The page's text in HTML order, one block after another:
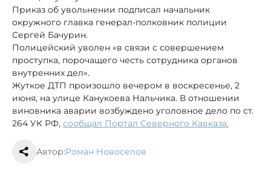
Приказ об увольнении подписал начальник
окружного главка генерал-полковник полиции
Сергей Бачурин.
Полицейский уволен «в связи с совершением
проступка, порочащего честь сотрудника органов
внутренних дел».
Жуткое ДТП произошло вечером в воскресенье, 2
июня, на улице Канукоева Нальчика. В отношении
виновника аварии возбуждено уголовное дело по ст.
264 УК РФ, сообщал Портал Северного Кавказа.
Автор:Роман Новоселов